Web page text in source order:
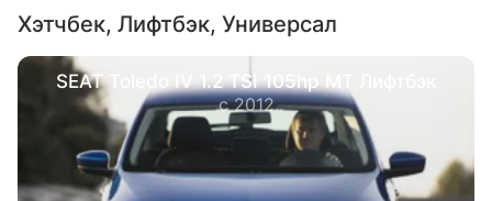
Хэтчбек, Лифтбэк, Универсал
SEAT Toledo IV 1.2 TSI 105hp MT Лифтбэк
с 2012